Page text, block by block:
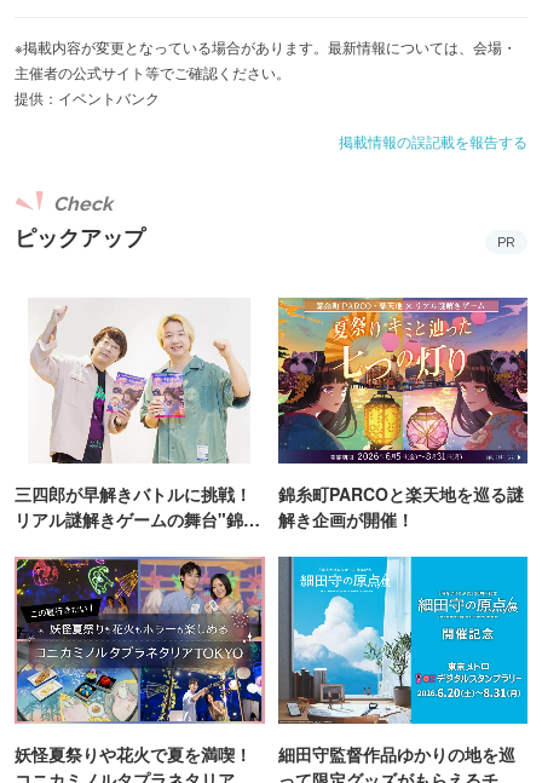
※掲載内容が変更となっている場合があります。最新情報については、会場・
主催者の公式サイト等でご確認ください。
提供：イベントバンク
掲載情報の誤記載を報告する
ピックアップ
Check
PR
三四郎が早解きバトルに挑戦！
リアル謎解きゲームの舞台"錦糸
錦糸町PARCOと楽天地を巡る謎
解き企画が開催！
妖怪夏祭りや花火で夏を満喫！
細田守監督作品ゆかりの地を巡